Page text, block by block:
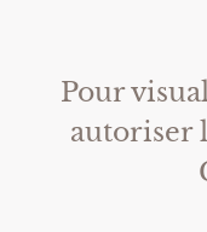
Pour
autoriser